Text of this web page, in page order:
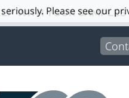
WITH YOUR SAMPLES
Please see our